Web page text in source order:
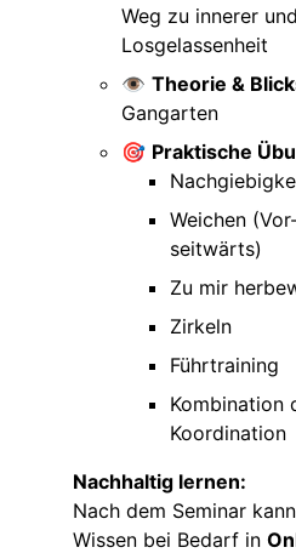
Weg zu innerer
Losgelassenheit
👁️ Theorie &
Gangarten
🎯 Praktische
Weichen
seitwärts)
Zu mir
Zirkeln
Führtraining
Kombination
Koordination
Nachhaltig lernen:
Nach dem Seminar
Wissen bei Bedarf in